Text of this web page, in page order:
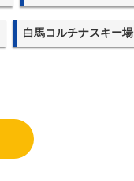
白馬コルチナスキー場